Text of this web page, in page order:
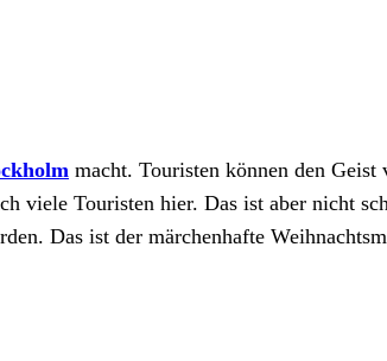
macht. Touristen können den
viele Touristen hier. Das ist aber nicht
Das ist der märchenhafte